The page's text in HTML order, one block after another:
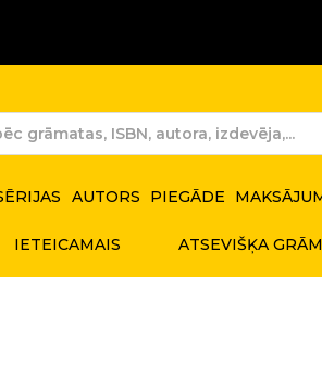
AUTORS PIEGĀDE
IETEICAMAIS ATSEVIŠĶA